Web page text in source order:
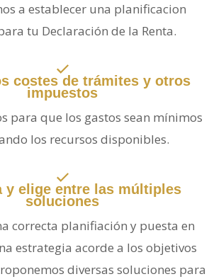
a establecer una planificacion
tu Declaración de la Renta.
costes de trámites y otros
impuestos
para que los gastos sean mínimos
los recursos disponibles.
y elige entre las múltiples
soluciones
correcta planifiación y puesta en
estrategia acorde a los objetivos
diversas soluciones para